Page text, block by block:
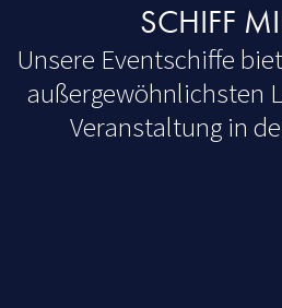
SCHIFF
Unsere Eventschiffe
außergewöhnlichsten
Veranstaltung in